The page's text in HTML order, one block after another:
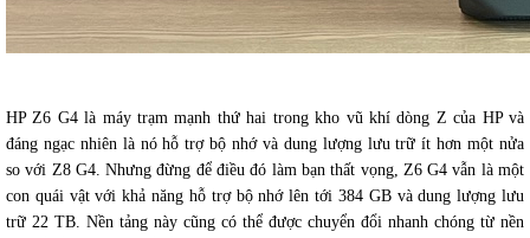
HP Z6 G4 là máy trạm mạnh thứ hai trong kho vũ khí dòng Z của HP và
đáng ngạc nhiên là nó hỗ trợ bộ nhớ và dung lượng lưu trữ ít hơn một nửa
so với Z8 G4. Nhưng đừng để điều đó làm bạn thất vọng, Z6 G4 vẫn là một
con quái vật với khả năng hỗ trợ bộ nhớ lên tới 384 GB và dung lượng lưu
trữ 22 TB. Nền tảng này cũng có thể được chuyển đổi nhanh chóng từ nền